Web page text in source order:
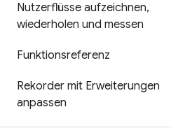
Nutzerflüsse aufzeichnen,
wiederholen und messen
Funktionsreferenz
Rekorder mit Erweiterungen
anpassen